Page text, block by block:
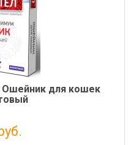
для кошек